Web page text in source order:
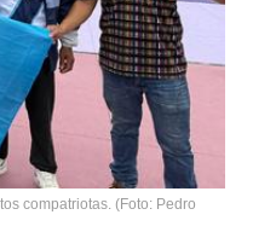
compatriotas. (Foto: Pedro